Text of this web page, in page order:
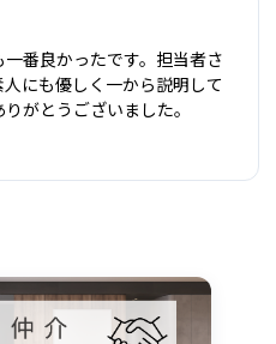
番良かったです。担当者さ
にも優しく一から説明して
がとうございました。